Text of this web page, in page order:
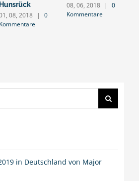
Hunsrück
08, 2018 |
0
Kommentare
08, 06, 2018 |
0
Kommentare
in Deutschland von Major